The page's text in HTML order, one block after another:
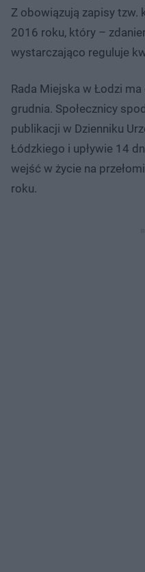
Z obowiązują zapisy
2016 roku, który –
wystarczająco reguluje
Rada Miejska w Łodzi ma
grudnia. Społecznicy
publikacji w Dzienniku
Łódzkiego i upływie 14
wejść w życie na
roku.